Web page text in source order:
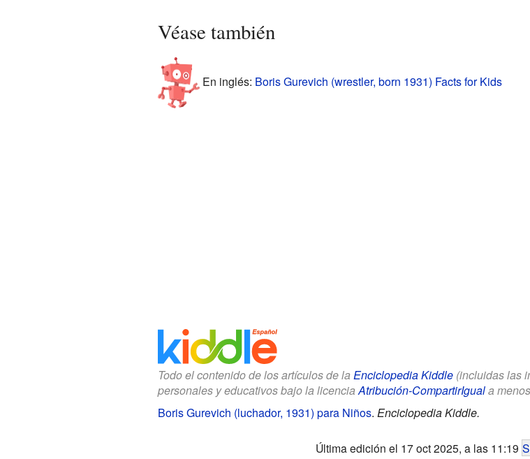
Véase también
En inglés: Boris Gurevich (wrestler, born 1931) Facts for Kids
Todo el contenido de los artículos de la Enciclopedia Kiddle(incluidas las
personales y educativos bajo la licenciaAtribución-CompartirIguala
Boris Gurevich (luchador, 1931) para Niños. Enciclopedia Kiddle.
Última edición el 17 oct 2025, a las 11:19